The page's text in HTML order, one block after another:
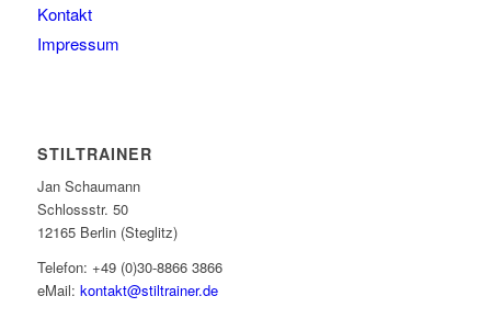
Kontakt
Impressum
STILTRAINER
Jan Schaumann
Schlossstr. 50
12165 Berlin (Steglitz)
Telefon: +49 (0)30-8866 3866
eMail: kontakt@stiltrainer.de